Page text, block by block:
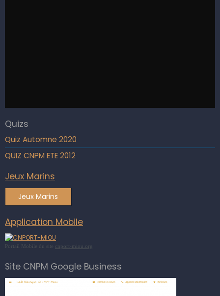
Quizs
Quiz Automne 2020
QUIZ CNPM ETE 2012
Jeux Marins
Jeux Marins
Application Mobile
Portail Mobile du site cnport-miou.org
Site CNPM Google Business